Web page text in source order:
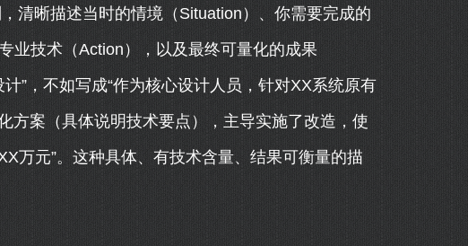
清晰描述当时的情境（Situation）、你需要完成的
业技术（Action），以及最终可量化的成果
”，不如写成“作为核心设计人员，针对XX系统原有
方案（具体说明技术要点），主导实施了改造，使
万元”。这种具体、有技术含量、结果可衡量的描